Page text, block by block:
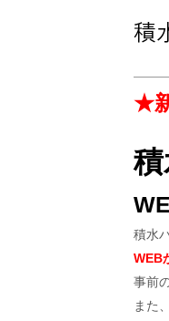
積
★
積水
WEB
事前
また